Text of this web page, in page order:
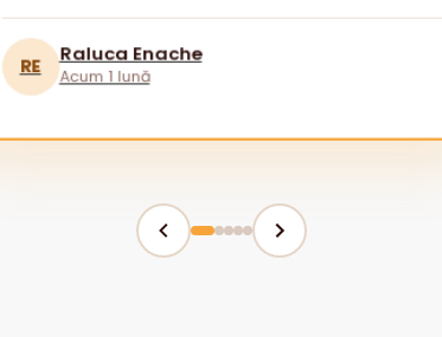
RE Raluca Enache
Acum 1 lună